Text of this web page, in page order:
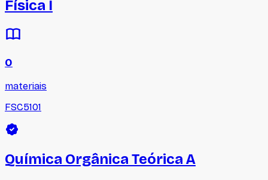
Física I
0
materiais
FSC5101
Química Orgânica Teórica A